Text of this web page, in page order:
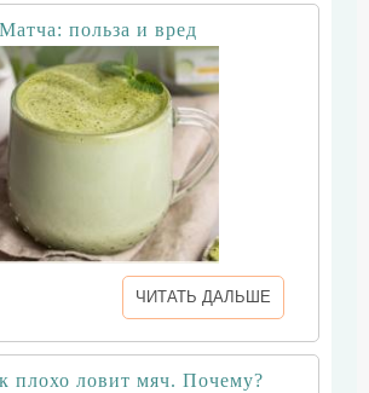
Матча: польза и вред
ЧИТАТЬ ДАЛЬШЕ
плохо ловит мяч. Почему?